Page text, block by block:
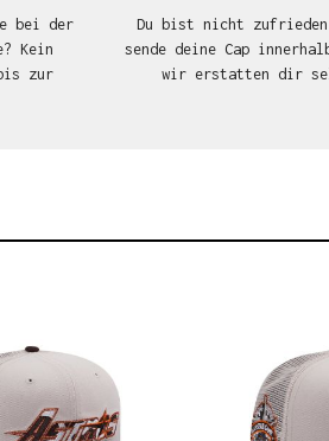
bei der
Kein
zur
Du bist nicht zufrieden
sende deine Cap
wir erstatten dir